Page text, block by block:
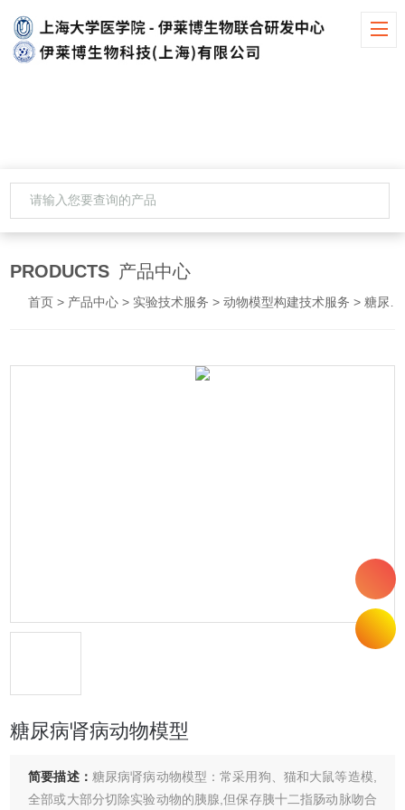
PRODUCTS 产品中心
首页 > 产品中心 > 实验技术服务 >动物模型构建技术服务 > 糖尿病肾病动物模型
糖尿病肾病动物模型
简要描述： 糖尿病肾病动物模型：常采用狗、猫和大鼠等造模,
全部或大部分切除实验动物的胰腺,但保存胰十二指肠动脉吻合